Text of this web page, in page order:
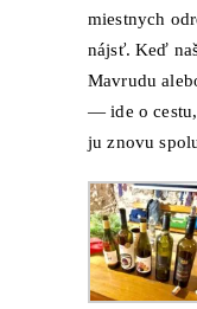
miestnych
nájsť. Keď
Mavrudu
— ide o cestu,
ju znovu